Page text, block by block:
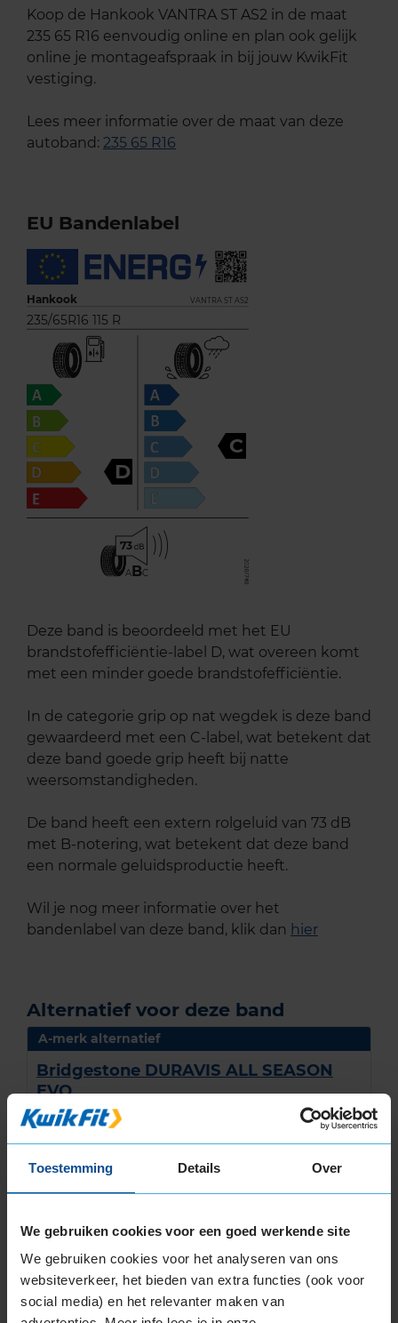
Toestemming Details Over
We gebruiken cookies voor een goed werkende site
We gebruiken cookies voor het analyseren van ons
websiteverkeer, het bieden van extra functies (ook voor
social media) en het relevanter maken van
Koop de Hankook VANTRA ST AS2 in de maat
235 65 R16 eenvoudig online en plan ook gelijk
online je montageafspraak in bij jouw KwikFit
vestiging.
Lees meer informatie over de maat van deze
autoband: 235 65 R16
EU Bandenlabel
Hankook VANTRA ST AS2
235/65R16 115 R
D
C
73
ABC
Deze band is beoordeeld met het EU
brandstofefficiëntie-label D, wat overeen komt
met een minder goede brandstofefficiëntie.
In de categorie grip op nat wegdek is deze band
gewaardeerd met een C-label, wat betekent dat
deze band goede grip heeft bij natte
weersomstandigheden.
De band heeft een extern rolgeluid van 73 dB
met B-notering, wat betekent dat deze band
een normale geluidsproductie heeft.
Wil je nog meer informatie over het
bandenlabel van deze band, klik dan hier
Alternatief voor deze band
A-merk alternatief
Bridgestone DURAVIS ALL SEASON
EVO
4-seizoensband 235/65 R16 115R
B
A
€ 215,00